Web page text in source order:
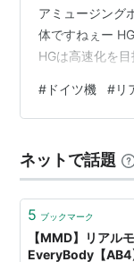
アミュージング
体ですねぇー
HGは高速化を
わりました。 幻
すがドイツ機と
ミュージングホ
良いとは言えま
# ドイツ機 #リ
ネットで話題
5 ブックマーク
【MMD】リアル
EveryBody【AB4